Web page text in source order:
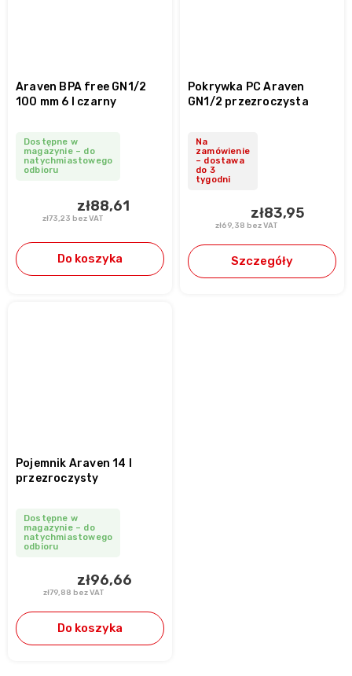
Araven BPA free GN1/2
100 mm 6 l czarny
Dostępne w
magazynie – do
natychmiastowego
odbioru
zł73,23 bez VAT
zł88,61
Do koszyka
Pokrywka PC Araven
GN1/2 przezroczysta
Na
zamówienie
– dostawa
do 3
tygodni
zł69,38 bez VAT
zł83,95
Szczegóły
Pojemnik Araven 14 l
przezroczysty
Dostępne w
magazynie – do
natychmiastowego
odbioru
zł79,88 bez VAT
zł96,66
Do koszyka